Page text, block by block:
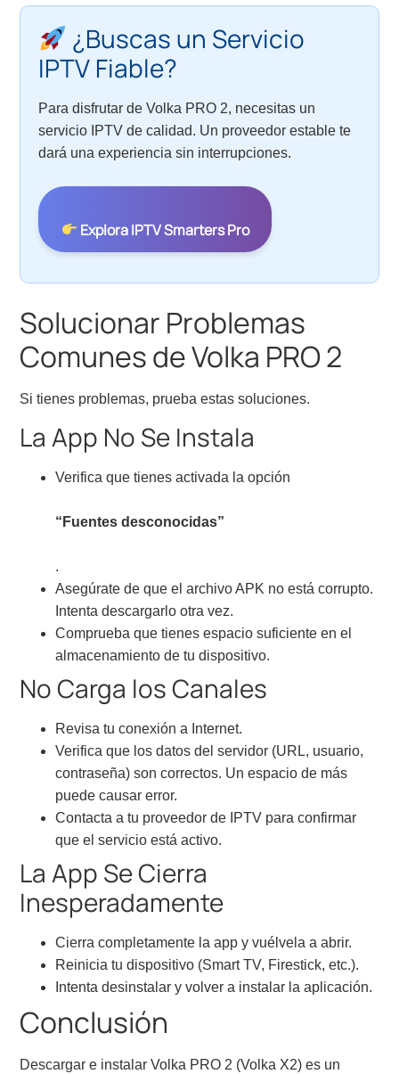
¿Buscas un Servicio
IPTV Fiable?
Para disfrutar de Volka PRO 2, necesitas un
servicio IPTV de calidad. Un proveedor estable te
dará una experiencia sin interrupciones.
Explora IPTV Smarters Pro
Solucionar Problemas
Comunes de Volka PRO 2
Si tienes problemas, prueba estas soluciones.
La App No Se Instala
Verifica que tienes activada la opción
“Fuentes desconocidas”
.
Asegúrate de que el archivo APK no está corrupto.
Intenta descargarlo otra vez.
Comprueba que tienes espacio suficiente en el
almacenamiento de tu dispositivo.
No Carga los Canales
Revisa tu conexión a Internet.
Verifica que los datos del servidor (URL, usuario,
contraseña) son correctos. Un espacio de más
puede causar error.
Contacta a tu proveedor de IPTV para confirmar
que el servicio está activo.
La App Se Cierra
Inesperadamente
Cierra completamente la app y vuélvela a abrir.
Reinicia tu dispositivo (Smart TV, Firestick, etc.).
Intenta desinstalar y volver a instalar la aplicación.
Conclusión
Descargar e instalar Volka PRO 2 (Volka X2) es un